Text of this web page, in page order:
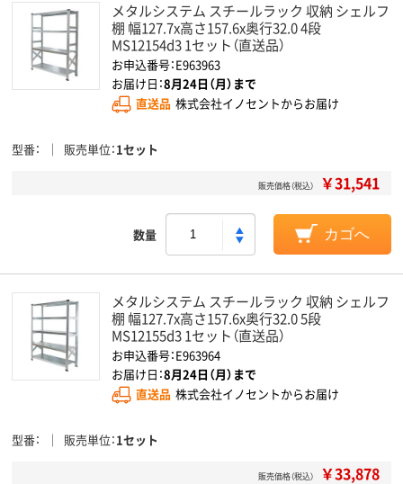
メタルシステム スチールラック 収納 シェルフ
棚 幅127.7x高さ157.6x奥行32.0 4段
MS12154d3 1セット（直送品）
お申込番号：E963963
お届け日：8月24日（月）まで
直送品 株式会社イノセントからお届け
型番 販売単位 1セット
販売価格（税込） ￥31,541
数量 カゴへ
メタルシステム スチールラック 収納 シェルフ
棚 幅127.7x高さ157.6x奥行32.0 5段
MS12155d3 1セット（直送品）
お申込番号：E963964
お届け日：8月24日（月）まで
直送品 株式会社イノセントからお届け
型番 販売単位 1セット
販売価格（税込） ￥33,878